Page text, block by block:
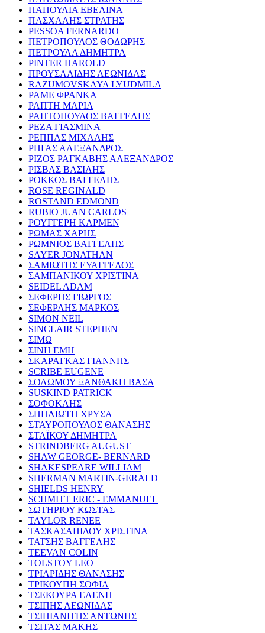
ΠΑΠΟΥΛΙΑ ΕΒΕΛΙΝΑ
ΠΑΣΧΑΛΗΣ ΣΤΡΑΤΗΣ
PESSOA FERNARDO
ΠΕΤΡΟΠΟΥΛΟΣ ΘΟΔΩΡΗΣ
ΠΕΤΡΟΥΛΑ ΔΗΜΗΤΡΑ
PINTER HAROLD
ΠΡΟΥΣΑΛΙΔΗΣ ΛΕΩΝΙΔΑΣ
RAZUMOVSKAYA LYUDMILA
ΡΑΜΕ ΦΡΑΝΚΑ
ΡΑΠΤΗ ΜΑΡΙΑ
ΡΑΠΤΟΠΟΥΛΟΣ ΒΑΓΓΕΛΗΣ
ΡΕΖΑ ΓΙΑΣΜΙΝΑ
ΡΕΠΠΑΣ ΜΙΧΑΛΗΣ
ΡΗΓΑΣ ΑΛΕΞΑΝΔΡΟΣ
ΡΙΖΟΣ ΡΑΓΚΑΒΗΣ ΑΛΕΞΑΝΔΡΟΣ
ΡΙΣΒΑΣ ΒΑΣΙΛΗΣ
ΡΟΚΚΟΣ ΒΑΓΓΕΛΗΣ
ROSE REGINALD
ROSTAND EDMOND
RUBIO JUAN CARLOS
ΡΟΥΓΓΕΡΗ ΚΑΡΜΕΝ
ΡΩΜΑΣ ΧΑΡΗΣ
ΡΩΜΝΙΟΣ ΒΑΓΓΕΛΗΣ
SAYER JONATHAN
ΣΑΜΙΩΤΗΣ ΕΥΑΓΓΕΛΟΣ
ΣΑΜΠΑΝΙΚΟΥ ΧΡΙΣΤΙΝΑ
SEIDEL ADAM
ΣΕΦΕΡΗΣ ΓΙΩΡΓΟΣ
ΣΕΦΕΡΛΗΣ ΜΑΡΚΟΣ
SIMON NEIL
SINCLAIR STEPHEN
ΣΙΜΩ
ΣΙΝΗ ΕΜΗ
ΣΚΑΡΑΓΚΑΣ ΓΙΑΝΝΗΣ
SCRIBE EUGENE
ΣΟΛΩΜΟΥ ΞΑΝΘΑΚΗ ΒΑΣΑ
SUSKIND PATRICK
ΣΟΦΟΚΛΗΣ
ΣΠΗΛΙΩΤΗ ΧΡΥΣΑ
ΣΤΑΥΡΟΠΟΥΛΟΣ ΘΑΝΑΣΗΣ
ΣΤΑΪΚΟΥ ΔΗΜΗΤΡΑ
STRINDBERG AUGUST
SHAW GEORGE- BERNARD
SHAKESPEARE WILLIAM
SHERMAN MARTIN-GERALD
SHIELDS HENRY
SCHMITT ERIC - EMMANUEL
ΣΩΤΗΡΙΟΥ ΚΩΣΤΑΣ
TAYLOR RENEE
ΤΑΣΚΑΣΑΠΙΔΟΥ ΧΡΙΣΤΙΝΑ
ΤΑΤΣΗΣ ΒΑΓΓΕΛΗΣ
TEEVAN COLIN
TOLSTOY LEO
ΤΡΙΑΡΙΔΗΣ ΘΑΝΑΣΗΣ
ΤΡΙΚΟΥΠΗ ΣΟΦΙΑ
ΤΣΕΚΟΥΡΑ ΕΛΕΝΗ
ΤΣΙΠΗΣ ΛΕΩΝΙΔΑΣ
ΤΣΙΠΙΑΝΙΤΗΣ ΑΝΤΩΝΗΣ
ΤΣΙΤΑΣ ΜΑΚΗΣ